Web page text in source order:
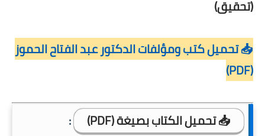
(تحقيق)
📥 تحميل كتب ومؤلفات الدكتور عبد الفتاح الحموز
(PDF)
📥 تحميل الكتاب بصيغة (PDF)
: